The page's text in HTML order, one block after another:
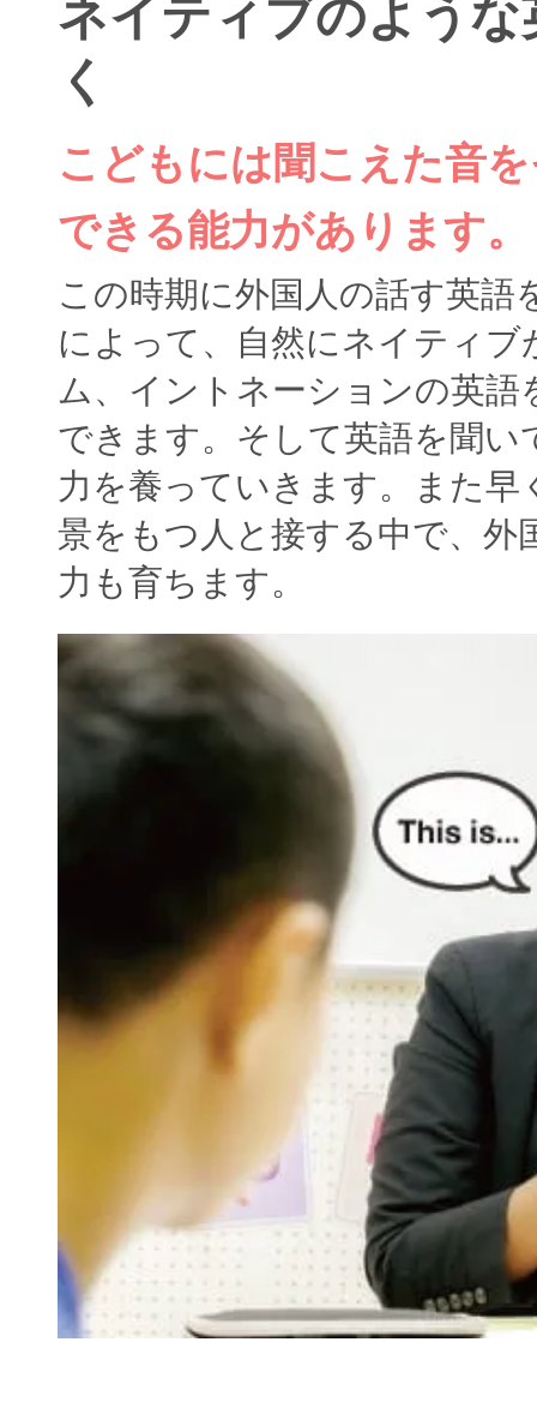
ネイティブのよう
く
こどもには聞こえた音
できる能力があります。
この時期に外国人の話す英語
によって、自然にネイティブ
ム、イントネーションの英語
できます。そして英語を聞い
力を養っていきます。また早
景をもつ人と接する中で、外
力も育ちます。